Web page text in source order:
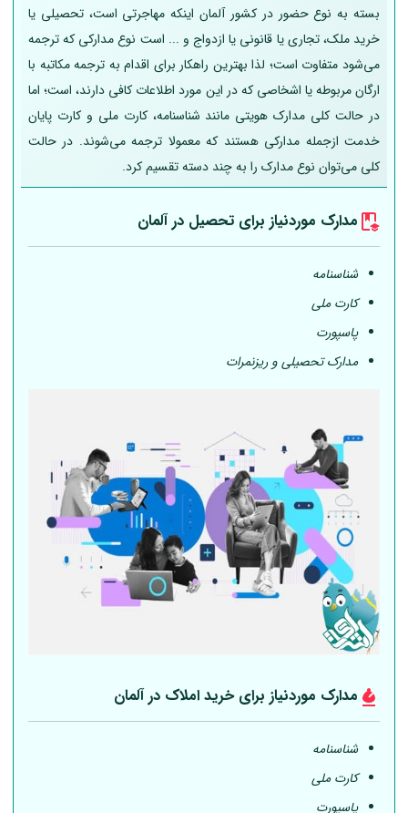
بسته به نوع حضور در کشور آلمان اینکه مهاجرتی است، تحصیلی یا
خرید ملک، تجاری یا قانونی یا ازدواج و ... است نوع مدارکی که ترجمه
می‌شود متفاوت است؛ لذا بهترین راهکار برای اقدام به ترجمه مکاتبه با
ارگان مربوطه یا اشخاصی که در این مورد اطلاعات کافی دارند، است؛ اما
در حالت کلی مدارک هویتی مانند شناسنامه، کارت ملی و کارت پایان
خدمت ازجمله مدارکی هستند که معمولا ترجمه می‌شوند. در حالت
کلی می‌توان نوع مدارک را به چند دسته تقسیم کرد.
مدارک موردنیاز برای تحصیل درآلمان
شناسنامه
کارت ملی
پاسپورت
مدارک تحصیلی و ریزنمرات
مدارک موردنیاز برای خرید املاک درآلمان
شناسنامه
کارت ملی
پاسپورت